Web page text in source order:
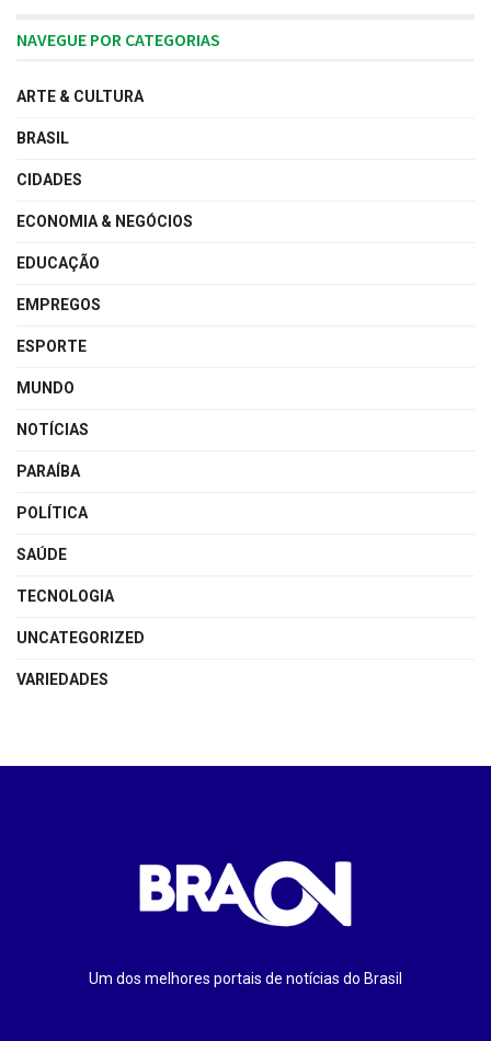
NAVEGUE POR CATEGORIAS
ARTE & CULTURA
BRASIL
CIDADES
ECONOMIA & NEGÓCIOS
EDUCAÇÃO
EMPREGOS
ESPORTE
MUNDO
NOTÍCIAS
PARAÍBA
POLÍTICA
SAÚDE
TECNOLOGIA
UNCATEGORIZED
VARIEDADES
Um dos melhores portais de notícias do Brasil